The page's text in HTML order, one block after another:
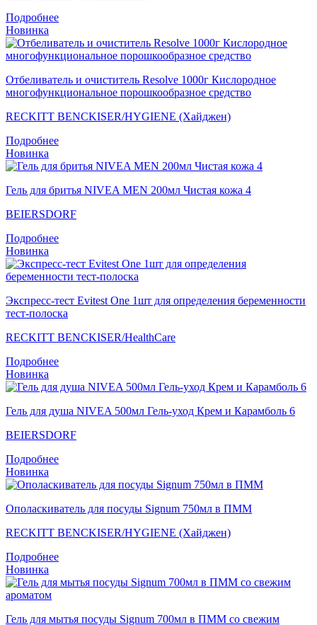
Подробнее
Новинка
Отбеливатель и очиститель Resolve 1000г Кислородное
многофункциональное порошкообразное средство
RECKITT BENCKISER/HYGIENE (Хайджен)
Подробнее
Новинка
Гель для бритья NIVEA MEN 200мл Чистая кожа 4
BEIERSDORF
Подробнее
Новинка
Экспресс-тест Evitest One 1шт для определения беременности
тест-полоска
RECKITT BENCKISER/НealthСare
Подробнее
Новинка
Гель для душа NIVEA 500мл Гель-уход Крем и Карамболь 6
BEIERSDORF
Подробнее
Новинка
Ополаскиватель для посуды Signum 750мл в ПММ
RECKITT BENCKISER/HYGIENE (Хайджен)
Подробнее
Новинка
Гель для мытья посуды Signum 700мл в ПММ со свежим